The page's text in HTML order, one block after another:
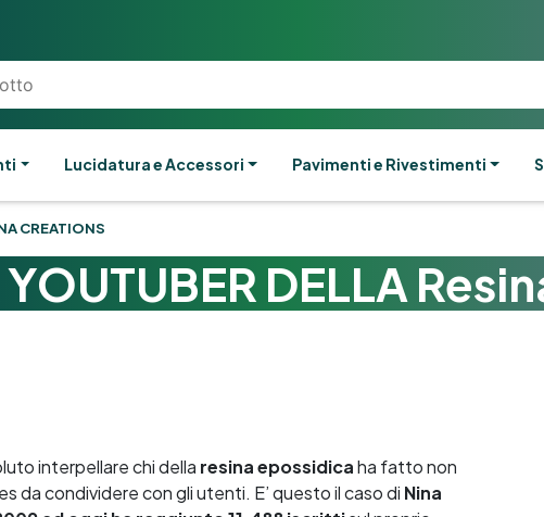
Lucidatura e Accessori Pavimenti e Rivestimenti
CREATIONS
DELLA
interpellare chi della resina epossidicaha fatto non
da condividere con gli utenti. E’ questo il caso di Nina